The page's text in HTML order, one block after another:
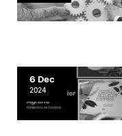
6 Dec
2024